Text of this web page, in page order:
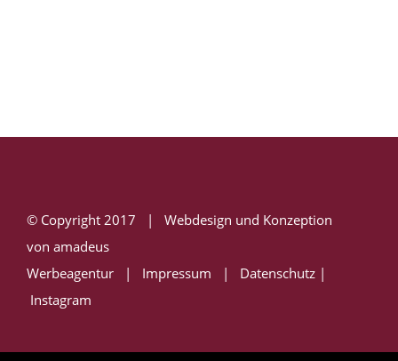
© Copyright 2017 | Webdesign und Konzeption
von amadeus
Werbeagentur | Impressum | Datenschutz |
Instagram